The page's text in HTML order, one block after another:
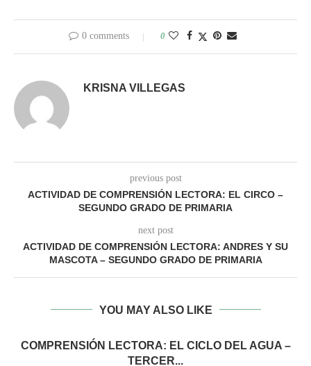
0 comments 0
KRISNA VILLEGAS
previous post
ACTIVIDAD DE COMPRENSIÓN LECTORA: EL CIRCO –
SEGUNDO GRADO DE PRIMARIA
next post
ACTIVIDAD DE COMPRENSIÓN LECTORA: ANDRES Y SU
MASCOTA – SEGUNDO GRADO DE PRIMARIA
YOU MAY ALSO LIKE
COMPRENSIÓN LECTORA: EL CICLO DEL AGUA –
TERCER...